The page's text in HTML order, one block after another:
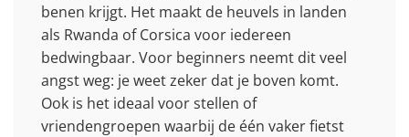
benen krijgt. Het maakt de heuvels in landen
als Rwanda of Corsica voor iedereen
bedwingbaar. Voor beginners neemt dit veel
angst weg: je weet zeker dat je boven komt.
Ook is het ideaal voor stellen of
vriendengroepen waarbij de één vaker fietst